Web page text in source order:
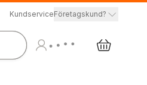
KundserviceFöretagskund?